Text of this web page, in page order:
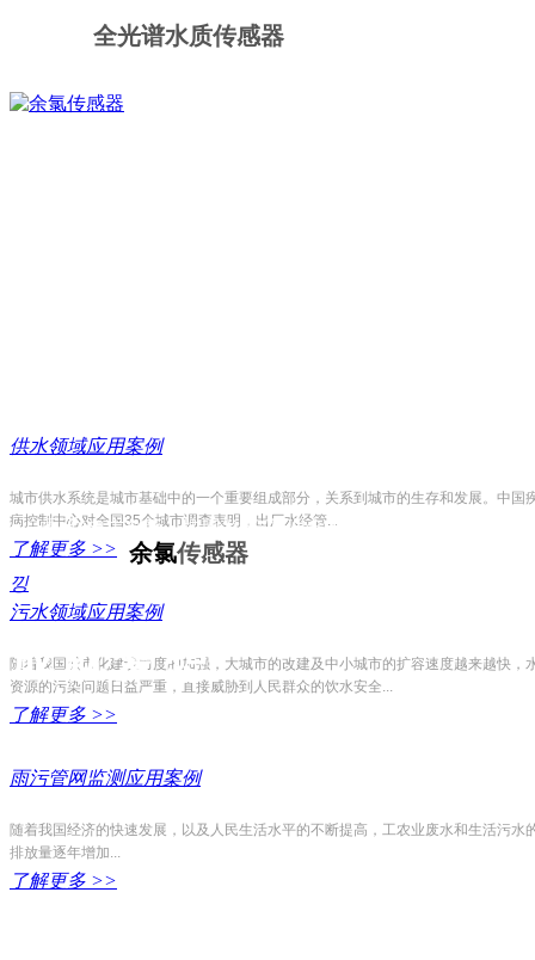
全光谱水质传感器
余氯传感器
供水领域应用案例
城市供水系统是城市基础中的一个重要组成部分，关系到城市的生存和发展。中国
病控制中心对全国35个城市调查表明，出厂水经管...
了解更多 >>
污水领域应用案例
随着我国城市化建设力度的加强，大城市的改建及中小城市的扩容速度越来越快，
资源的污染问题日益严重，直接威胁到人民群众的饮水安全...
了解更多 >>
雨污管网监测应用案例
随着我国经济的快速发展，以及人民生活水平的不断提高，工农业废水和生活污水
排放量逐年增加...
了解更多 >>
● 秉承“自主创新、协同发展”的理念,聚焦水质监测领域,致力
● 坚持国内深耕与全球化布局并行，远销海外多个国家和地
낑
成就梦想